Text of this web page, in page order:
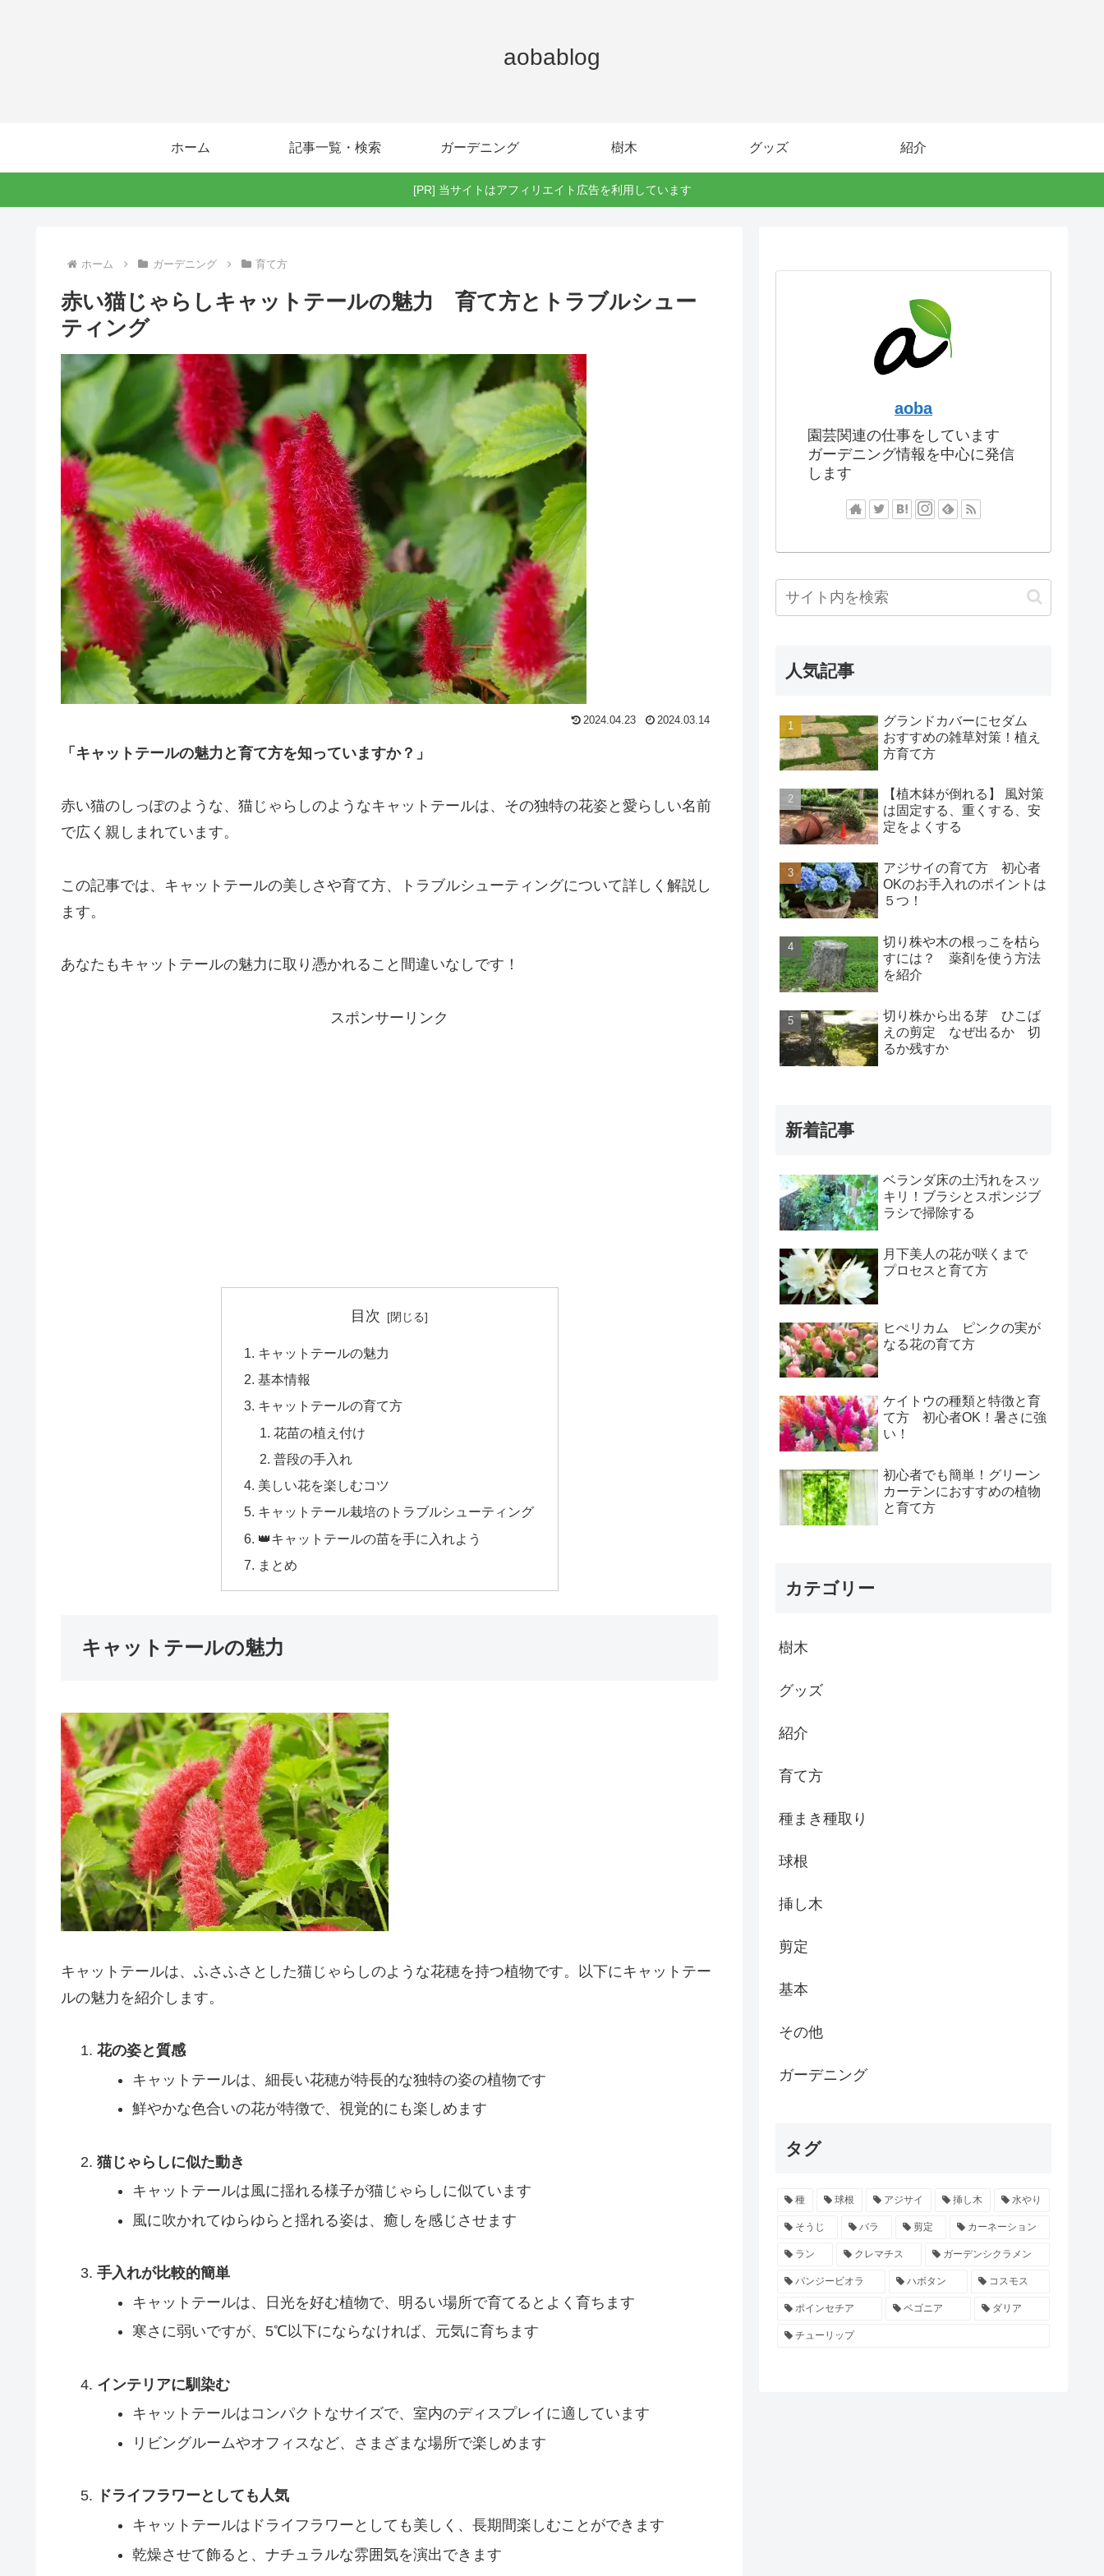
aobablog
ホーム 記事一覧・検索 ガーデニング 樹木 グッズ 紹介
[PR] 当サイトはアフィリエイト広告を利用しています
ホーム ガーデニング 育て方
赤い猫じゃらしキャットテールの魅力 育て方とトラブルシュー
ティング
2024.04.23 2024.03.14
「キャットテールの魅力と育て方を知っていますか？」
赤い猫のしっぽのような、猫じゃらしのようなキャットテールは、その独特の花姿と愛らしい名前
で広く親しまれています。
この記事では、キャットテールの美しさや育て方、トラブルシューティングについて詳しく解説し
ます。
あなたもキャットテールの魅力に取り憑かれること間違いなしです！
スポンサーリンク
目次
キャットテールの魅力
基本情報
キャットテールの育て方
花苗の植え付け
普段の手入れ
美しい花を楽しむコツ
キャットテール栽培のトラブルシューティング
👑キャットテールの苗を手に入れよう
まとめ
キャットテールの魅力
キャットテールは、ふさふさとした猫じゃらしのような花穂を持つ植物です。以下にキャットテー
ルの魅力を紹介します。
花の姿と質感
キャットテールは、細長い花穂が特長的な独特の姿の植物です
鮮やかな色合いの花が特徴で、視覚的にも楽しめます
猫じゃらしに似た動き
キャットテールは風に揺れる様子が猫じゃらしに似ています
風に吹かれてゆらゆらと揺れる姿は、癒しを感じさせます
手入れが比較的簡単
キャットテールは、日光を好む植物で、明るい場所で育てるとよく育ちます
寒さに弱いですが、5℃以下にならなければ、元気に育ちます
インテリアに馴染む
キャットテールはコンパクトなサイズで、室内のディスプレイに適しています
リビングルームやオフィスなど、さまざまな場所で楽しめます
ドライフラワーとしても人気
キャットテールはドライフラワーとしても美しく、長期間楽しむことができます
乾燥させて飾ると、ナチュラルな雰囲気を演出できます
aoba
園芸関連の仕事をしています
ガーデニング情報を中心に発信
します
人気記事
グランドカバーにセダム
おすすめの雑草対策！植え
方育て方
【植木鉢が倒れる】 風対策
は固定する、重くする、安
定をよくする
アジサイの育て方 初心者
OKのお手入れのポイントは
５つ！
切り株や木の根っこを枯ら
すには？ 薬剤を使う方法
を紹介
切り株から出る芽 ひこば
えの剪定 なぜ出るか 切
るか残すか
新着記事
ベランダ床の土汚れをスッ
キリ！ブラシとスポンジブ
ラシで掃除する
月下美人の花が咲くまで
プロセスと育て方
ヒぺリカム ピンクの実が
なる花の育て方
ケイトウの種類と特徴と育
て方 初心者OK！暑さに強
い！
初心者でも簡単！グリーン
カーテンにおすすめの植物
と育て方
カテゴリー
樹木
グッズ
紹介
育て方
種まき種取り
球根
挿し木
剪定
基本
その他
ガーデニング
タグ
種 球根 アジサイ 挿し木 水やり
そうじ バラ 剪定 カーネーション
ラン クレマチス ガーデンシクラメン
パンジービオラ ハボタン コスモス
ポインセチア ベゴニア ダリア
チューリップ